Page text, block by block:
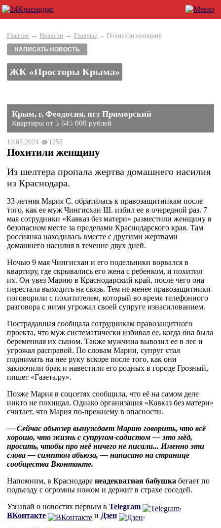
Главная → Новости → Главные → Похитили женщину
НАПИСАТЬ НОВОСТЬ
ЖК «Просторы Крыма»
Крым, г. Феодосия, пгт Приморский
Квартиры от 5 645 000 рублей
10.05.2024 1256
Похитили женщину
Из шелтера пропала жертва домашнего насилия
из Краснодара.
33-летняя Мария С. обратилась к правозащитникам после
того, как ее муж Чингисхан Ш. избил ее в очередной раз. 7
мая сотрудники «Кавказ без матери» разместили женщину в
безопасном месте за пределами Краснодарского края. Там
россиянка находилась вместе с другими жертвами
домашнего насилия в течение двух дней.
Ночью 9 мая Чингисхан и его подельники ворвался в
квартиру, где скрывались его жена с ребенком, и похитил
их. Он увез Марию в Краснодарский край, после чего она
перестала выходить на связь. Тем не менее правозащитники
поговорили с похитителем, который во время телефонного
разговора с ними угрожал своей супруге изнасилованием.
Пострадавшая сообщала сотрудникам правозащитного
проекта, что муж систематически избивал ее, когда она была
беременная их сыном. Также мужчина вывозил ее в лес и
угрожал расправой. По словам Марии, супруг стал
поднимать на нее руку вскоре после того, как они
заключили брак и навестили его родных в городе Грозный,
пишет «Газета.ру».
Позже Мария в соцсетях сообщила, что её на самом деле
никто не похищал. Однако организация «Кавказ без матери»
считает, что Мария по-прежнему в опасности.
— Сейчас абьюзер вынуждает Марию говорить, что всё
хорошо, что жизнь с супругом-caдucmoм — это мёд,
просить, чтобы про неё ничего не писали... Именно эти
слова — симптом абьюза, — написано на странице
сообщества Вконтакте.
Напомним, в Краснодаре неадекватная бабушка бегает по
подъезду с огромны ножом и держит в страхе соседей.
Узнавай о новостях первым в Telegram
,
ВКонтакте
и Дзен .